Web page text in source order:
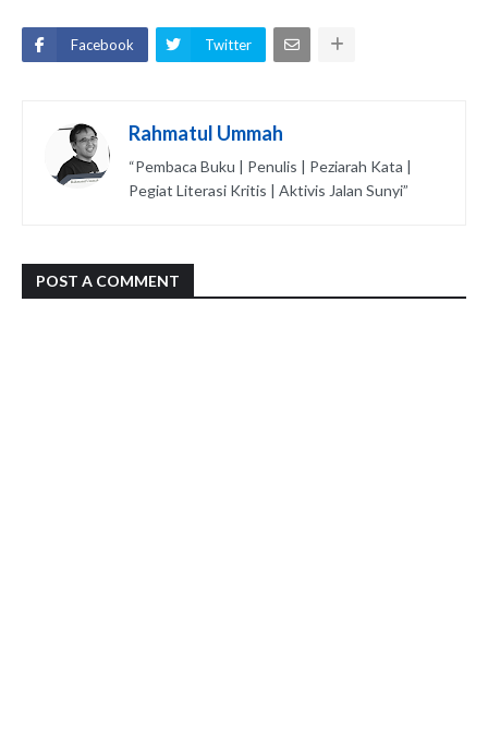
Facebook Twitter
Rahmatul Ummah
“Pembaca Buku | Penulis | Peziarah Kata |
Pegiat Literasi Kritis | Aktivis Jalan Sunyi”
POST A COMMENT